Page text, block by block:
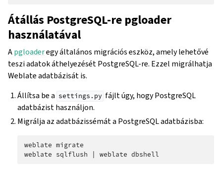
Átállás PostgreSQL-re pgloader
használatával
Apgloaderegy általános migrációs eszköz, amely lehetővé
teszi adatok áthelyezését PostgreSQL-re. Ezzel migrálhatja
Weblate adatbázisát is.
Állítsa be a settings.py fájlt úgy, hogy PostgreSQL
adatbázist használjon.
Migrálja az adatbázissémát a PostgreSQL adatbázisba:
weblate migrate
weblate sqlflush weblate